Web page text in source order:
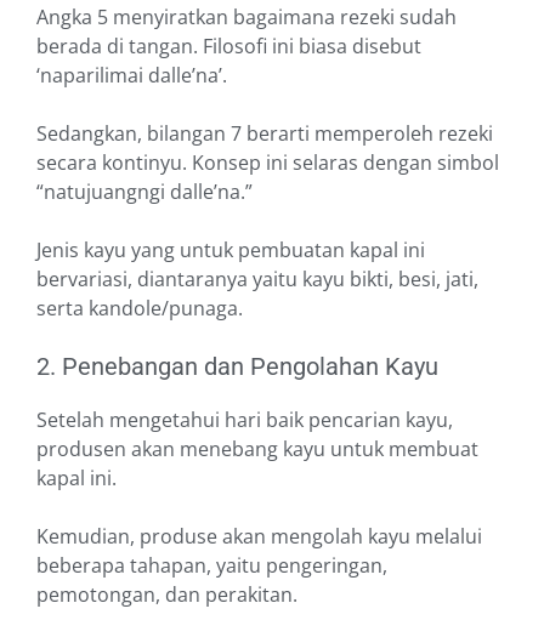
Angka 5 menyiratkan bagaimana rezeki sudah
berada di tangan. Filosofi ini biasa disebut
‘naparilimai dalle’na’.
Sedangkan, bilangan 7 berarti memperoleh rezeki
secara kontinyu. Konsep ini selaras dengan simbol
“natujuangngi dalle’na.”
Jenis kayu yang untuk pembuatan kapal ini
bervariasi, diantaranya yaitu kayu bikti, besi, jati,
serta kandole/punaga.
2. Penebangan dan Pengolahan Kayu
Setelah mengetahui hari baik pencarian kayu,
produsen akan menebang kayu untuk membuat
kapal ini.
Kemudian, produse akan mengolah kayu melalui
beberapa tahapan, yaitu pengeringan,
pemotongan, dan perakitan.